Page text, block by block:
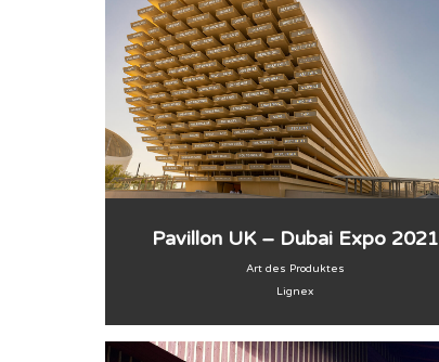
Pavillon UK – Dubai Expo 2021
Art des Produktes
Lignex